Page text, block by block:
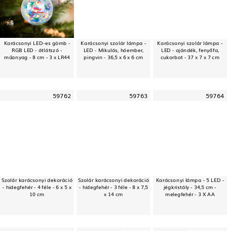
Karácsonyi LED-es gömb -
RGB LED - átlátszó -
műanyag - 8 cm - 3 x LR44
Karácsonyi szolár lámpa -
LED - Mikulás, hóember,
pingvin - 36,5 x 6 x 6 cm
Karácsonyi szolár lámpa -
LED - ajándék, fenyőfa,
cukorbot - 37 x 7 x 7 cm
59762
Szolár karácsonyi dekoráció
- hidegfehér - 4 féle - 6 x 5 x
10 cm
59763
Szolár karácsonyi dekoráció
- hidegfehér - 3 féle - 8 x 7,5
x 14 cm
59764
Karácsonyi lámpa - 5 LED -
jégkristály - 34,5 cm -
melegfehér - 3 X AA